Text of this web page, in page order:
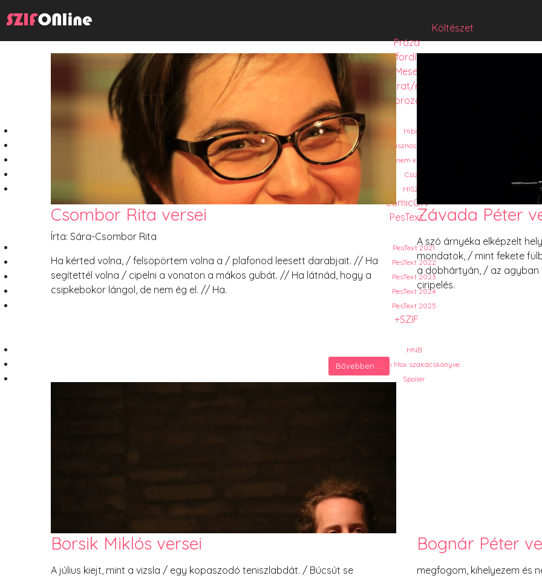
Költészet
Próza
Műfordítás
Mese
Folyó/irat/mentés
Sorozat
Hibrid
Hasznos szöveg
Józsefet nem kérdezte senki
Csízió
HISZTI
comicON
PesText
PesText 2021
PesText 2022
PesText 2023
PesText 2024
PesText 2025
+SZIF
HNB
Eronim Mox szakácskönyve
Spoiler
Csombor Rita versei
Írta: Sára-Csombor Rita
Ha kérted volna, / felsöpörtem volna a / plafonod leesett darabjait. // Ha
segítettél volna / cipelni a vonaton a mákos gubát. // Ha látnád, hogy a
csipkebokor lángol, de nem ég el. // Ha.
Bővebben ...
Závada Péter
A szó árnyéka elképzelt
mondatok, / mint fekete
a dobhártyán, / az agyban
ciripelés.
Borsik Miklós versei
A július kiejt, mint a vizsla / egy kopaszodó teniszlabdát. / Búcsút se
Bognár Péter
megfogom, kihelyezem és